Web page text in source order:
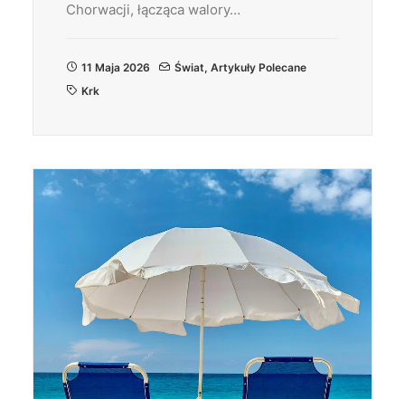
Chorwacji, łącząca walory…
11 Maja 2026 Świat, Artykuły Polecane
Krk